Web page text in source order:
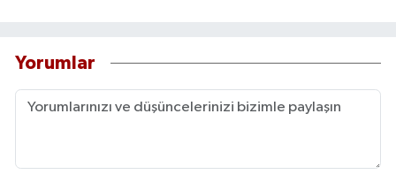
Yorumlar